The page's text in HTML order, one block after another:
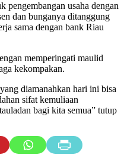
pengembangan usaha dengan
dan bunganya ditanggung
sama dengan bank Riau
memperingati maulid
kekompakan.
diamanahkan hari ini bisa
sifat kemuliaan
bagi kita semua” tutup